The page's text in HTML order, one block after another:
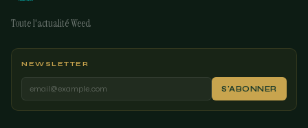
Toute l'actualité Weed
NEWSLETTER
S'ABONNER